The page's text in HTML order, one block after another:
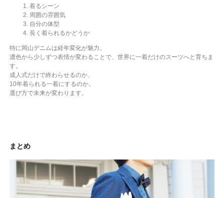
着るシーン
周囲の雰囲気
自分の体型
長く着られるかどうか
特に岡山デニムは経年変化が魅力。
濃色から少しずつ表情が変わることで、世界に一着だけのスーツへと育ちま
す。
成人式だけで終わらせるのか、
10年着られる一着にするのか。
選び方で未来が変わります。
まとめ